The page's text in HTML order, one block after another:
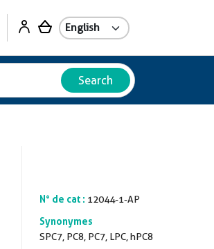
Search
N° de cat : 12044-1-AP
Synonymes
SPC7, PC8, PC7, LPC, hPC8